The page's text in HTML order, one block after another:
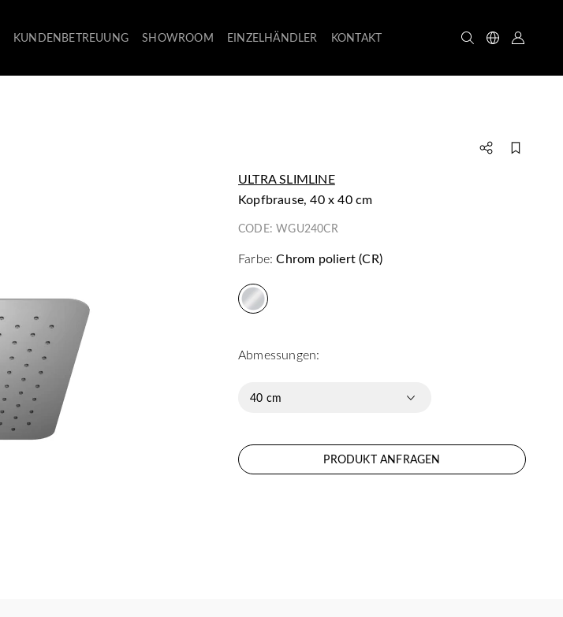
KUNDENBETREUUNG SHOWROOM EINZELHÄNDLER KONTAKT
ULTRA SLIMLINE
Kopfbrause, 40 x 40 cm
CODE:WGU240CR
Farbe: Chrom poliert (CR)
Abmessungen:
40 cm
PRODUKT ANFRAGEN